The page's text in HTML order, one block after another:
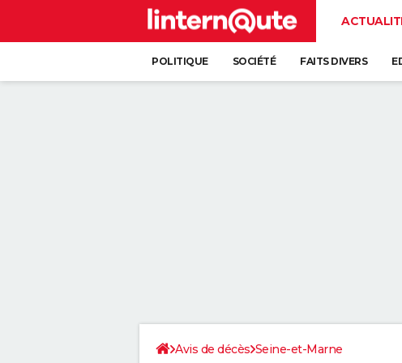
POLITIQUE SOCIÉTÉ FAITS DIVERS
Avis de décès Seine-et-Marne